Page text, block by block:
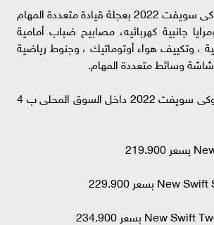
وتتميز السيارة سوزوكى سويفت 2022 بعجلة قيادة متعددة المهام
جانبية كهربائيه، مصابيح ضباب أمامية
، وتكييف هواء أوتوماتيك ، وجنوط رياضية
وتتوفر السيارة سوزوكى سويفت 2022 داخل السوق المحلى ب 4